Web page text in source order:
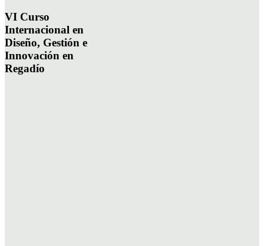
VI Curso
Internacional en
Diseño, Gestión e
Innovación en
Regadío